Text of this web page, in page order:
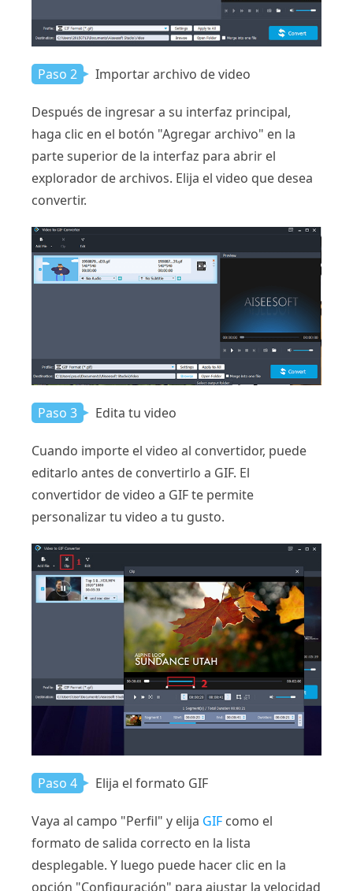
Paso 2 Importar archivo de video
Después de ingresar a su interfaz principal,
haga clic en el botón "Agregar archivo" en la
parte superior de la interfaz para abrir el
explorador de archivos. Elija el video que desea
convertir.
Paso 3 Edita tu video
Cuando importe el video al convertidor, puede
editarlo antes de convertirlo a GIF. El
convertidor de video a GIF te permite
personalizar tu video a tu gusto.
Paso 4 Elija el formato GIF
Vaya al campo "Perfil" y elija GIF como el
formato de salida correcto en la lista
desplegable. Y luego puede hacer clic en la
opción "Configuración" para ajustar la velocidad